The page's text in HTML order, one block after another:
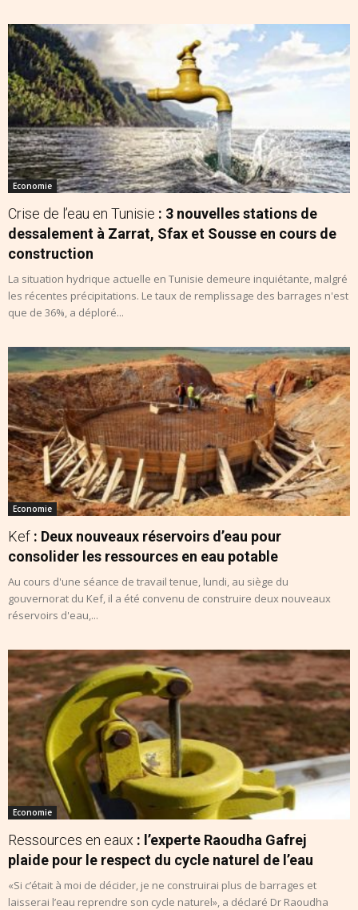
Economie
Crise de l’eau en Tunisie : 3 nouvelles stations de
dessalement à Zarrat, Sfax et Sousse en cours de
construction
La situation hydrique actuelle en Tunisie demeure inquiétante, malgré
les récentes précipitations. Le taux de remplissage des barrages n'est
que de 36%, a déploré...
Economie
Kef : Deux nouveaux réservoirs d’eau pour
consolider les ressources en eau potable
Au cours d'une séance de travail tenue, lundi, au siège du
gouvernorat du Kef, il a été convenu de construire deux nouveaux
réservoirs d'eau,...
Economie
Ressources en eaux : l’experte Raoudha Gafrej
plaide pour le respect du cycle naturel de l’eau
«Si c’était à moi de décider, je ne construirai plus de barrages et
laisserai l’eau reprendre son cycle naturel», a déclaré Dr Raoudha